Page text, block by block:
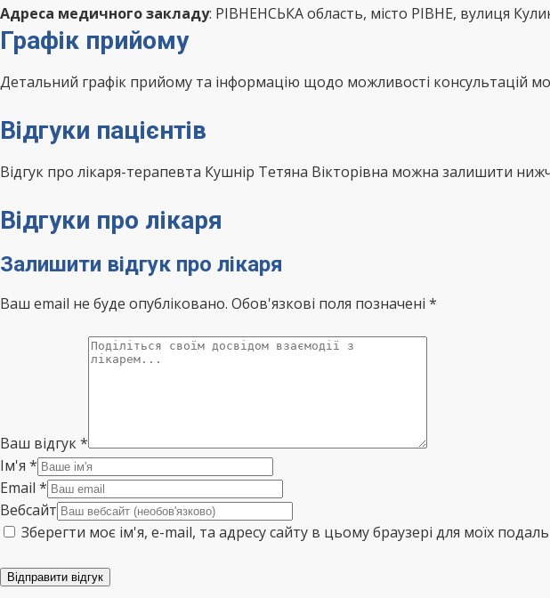
Адреса медичного закладу: РІВНЕНСЬКА область, місто РІВНЕ, вулиця
Графік прийому
Детальний графік прийому та інформацію щодо можливості консультацій
Відгуки пацієнтів
Відгук про лікаря-терапевта Кушнір Тетяна Вікторівна можна залишити
Відгуки про лікаря
Залишити відгук про лікаря
Ваш email не буде опубліковано. Обов'язкові поля позначені *
Ваш відгук*
Ім'я *
Email *
Вебсайт
Зберегти моє ім'я, e-mail, та адресу сайту в цьому браузері для моїх
Відправити відгук